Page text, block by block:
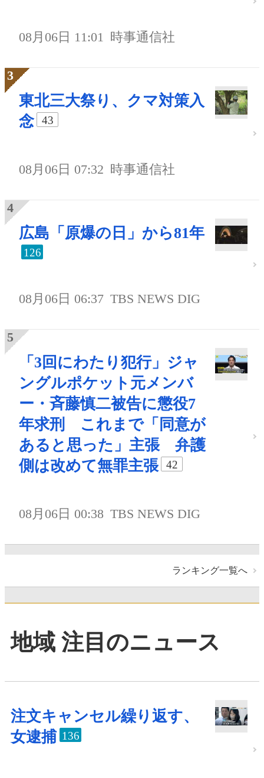
08月06日 11:01 時事通信社
東北三大祭り、クマ対策入
念
43
08月06日 07:32 時事通信社
広島「原爆の日」から81年
126
08月06日 06:37 TBS NEWS DIG
「3回にわたり犯行」ジャ
ングルポケット元メンバ
ー・斉藤慎二被告に懲役7
年求刑 これまで「同意が
あると思った」主張 弁護
側は改めて無罪主張
42
08月06日 00:38 TBS NEWS DIG
ランキング一覧へ
地域 注目のニュース
注文キャンセル繰り返す、
女逮捕 136